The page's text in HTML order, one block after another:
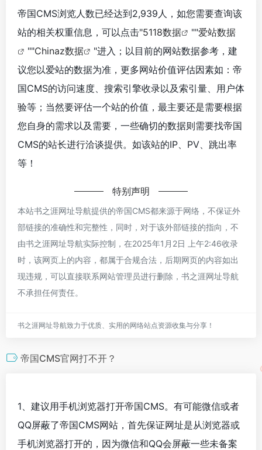
帝国CMS浏览人数已经达到2,939人，如您需要查询该
站的相关权重信息，可以点击"5118数据 ""爱站数据
""Chinaz数据
"进入；以目前的网站数据参考，建
议您以爱站的数据为准，更多网站价值评估因素如：帝
国CMS的访问速度、搜索引擎收录以及索引量、用户体
验等；当然要评估一个站的价值，最主要还是需要根据
您自身的需求以及需要，一些确切的数据则需要找帝国
CMS的站长进行洽谈提供。如该站的IP、PV、跳出率
等！
特别声明
本站书之涯网址导航提供的帝国CMS都来源于网络，不保证外
部链接的准确性和完整性，同时，对于该外部链接的指向，不
由书之涯网址导航实际控制，在2025年1月2日 上午2:46收录
时，该网页上的内容，都属于合规合法，后期网页的内容如出
现违规，可以直接联系网站管理员进行删除，书之涯网址导航
不承担任何责任。
书之涯网址导航致力于优质、实用的网络站点资源收集与分享！
帝国CMS官网打不开？
1、建议用手机浏览器打开帝国CMS。有可能微信或者
QQ屏蔽了帝国CMS网站，首先保证网址是从浏览器或
手机浏览器打开的，因为微信和QQ会屏蔽一些未备案